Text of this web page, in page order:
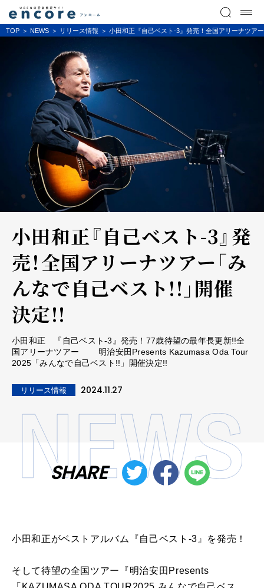
TOP NEWS リリース情報 小田和正『自己ベスト-3』発売！全国アリーナツア
小田和正『自己ベスト-3』発
売！全国アリーナツアー「み
んなで自己ベスト!!」開催
決定!!
小田和正 『自己ベスト-3』発売！77歳待望の最年長更新!!全
国アリーナツアー 明治安田Presents Kazumasa Oda Tour
2025「みんなで自己ベスト!!」開催決定!!
リリース情報 2024.11.27
SHARE
小田和正がベストアルバム『自己ベスト-3』を発売！
そして待望の全国ツアー『明治安田Presents